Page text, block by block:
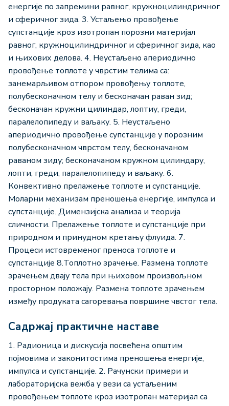
енергије по запремини равног, кружноцилиндричног
и сферичног зида. 3. Устаљењо провођење
супстанције кроз изотропан порозни материјал
равног, кружноцилиндричног и сферичног зида, као
и њихових делова. 4. Неустаљено апериодично
провођење топлоте у чврстим телима са:
занемарљивом отпором провођењу топлоте,
полубесконачном телу и бесконачан раван зид;
бесконачан кружни цилиндар, лоптиу, греди,
паралелопипеду и ваљаку. 5. Неустаљено
апериодично провођење супстанције у порозним
полубесконачном чврстом телу, бесконачаном
раваном зиду; бесконачаном кружном цилиндару,
лопти, греди, паралелопипеду и ваљаку. 6.
Конвективно прелажење топлоте и супстанције.
Моларни механизам преношења енергије, импулса и
супстанције. Димензијска анализа и теорија
сличности. Прелажење топлоте и супстанције при
природном и принудном кретању флуида. 7.
Процеси истовременог преноса топлоте и
супстанције 8.Топлотно зрачење. Размена топлоте
зрачењем двају тела при њиховом произвољном
просторном положају. Размена топлоте зрачењем
између продуката сагоревања површине чвстог тела.
Садржај практичне наставе
1. Радионица и дискусија посвећена општим
појмовима и законитостима преношења енергије,
импулса и супстанције. 2. Рачунски примери и
лабораторијска вежба у вези са устаљеним
провођењем топлоте кроз изотропан материјал са